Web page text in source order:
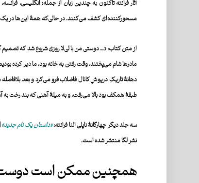
مسحورکننده‌ای کشف می­‌کنند، در حالی‌که همۀ این‌ها در
از متن کتاب: «… دوستی من با لی­‌لا روزی شروع شد که تصمیم
مادرها شام می‌پختند، وقت رفتن به خانه بود، ما دیر کرده
دهانۀ تاریکِ درپوشِ کانال فاضلاب فرو می‌کرد و بعد
طبقۀ همکف بود بالا می­‌رفت، و به میلۀ آهنی که بند رخت به
سه جلد دیگر چهارگانۀ ناپلی النا فرانته:«داستان یک نام جدید»
نشر لگا منتشر شده است.
همچنین ممکن است دوست